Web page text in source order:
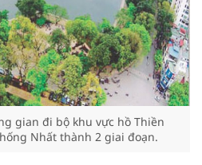
gian đi bộ khu vực hồ Thiền
Nhất thành 2 giai đoạn.